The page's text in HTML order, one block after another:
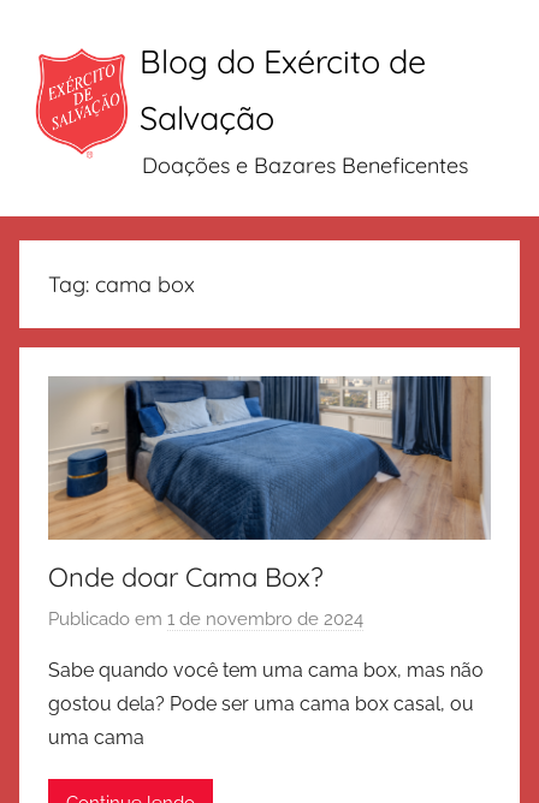
conteúdo
Blog do Exército de
Salvação
Doações e Bazares Beneficentes
Tag: cama box
Onde doar Cama Box?
Publicado em 1 de novembro de 2024
r
E
Sabe quando você tem uma cama box, mas não
gostou dela? Pode ser uma cama box casal, ou
uma cama